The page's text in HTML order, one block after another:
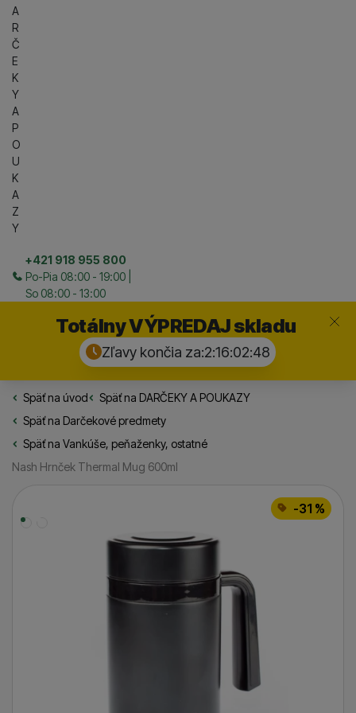
A
R
Č
E
K
Y
A
P
O
U
K
A
Z
Y
+421 918 955 800
Po-Pia 08:00 - 19:00 |
So 08:00 - 13:00
Totálny VÝPREDAJ skladu
Zľavy končia za:2:16:02:47
Zavrieť
Späť na úvodRybarske.sk
Späť na DARČEKY A POUKAZY
Späť na Darčekové predmety
Späť na Vankúše, peňaženky, ostatné
Nash Hrnček Thermal Mug 600ml
-31 %